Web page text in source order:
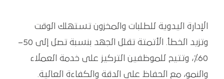
الإدارة اليدوية للطلبات والمخزون تستهلك الوقت
وتزيد الخطأ. الأتمتة تقلل الجهد بنسبة تصل إلى 50–
60٪، وتتيح للموظفين التركيز على خدمة العملاء
والنمو، مع الحفاظ على الدقة والكفاءة العالية.